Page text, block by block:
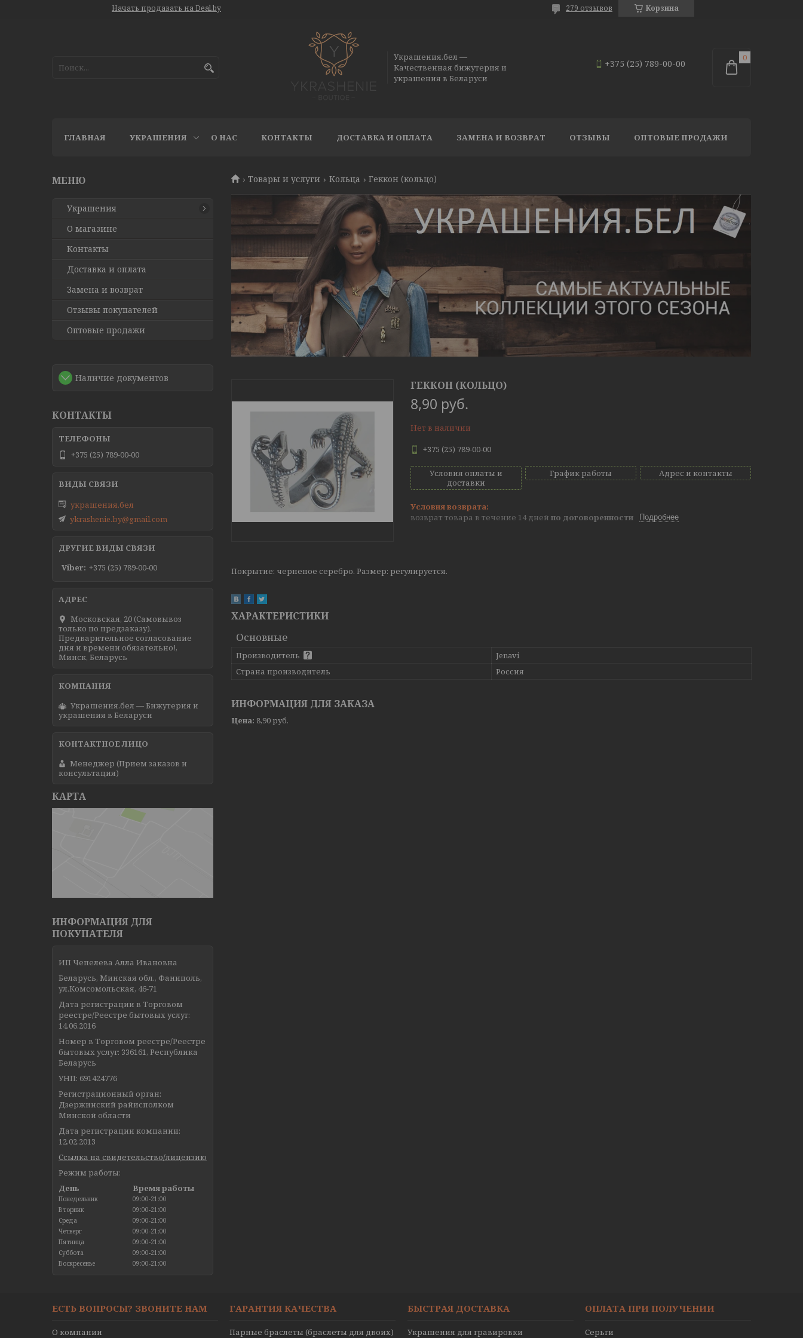
Начать продавать на Deal.by Корзина
279 отзывов
Украшения.бел —
Качественная бижутерия и
украшения в Беларуси
+375 (25) 789-00-00
ГЛАВНАЯ УКРАШЕНИЯ О НАС КОНТАКТЫ ДОСТАВКА И ОПЛАТА ЗАМЕНА И ВОЗВРАТ ОТЗЫВЫ ОПТОВЫЕ ПРОДАЖИ
Товары и услуги Кольца Геккон (кольцо)
ГЕККОН (КОЛЬЦО)
8,90 руб.
Нет в наличии
+375 (25) 789-00-00
Условия оплаты и
доставки
График работы Адрес и контакты
возврат товара в течение 14 дней по договоренности Подробнее
Покрытие: черненое серебро. Размер: регулируется.
ХАРАКТЕРИСТИКИ
Основные
Производитель
Jenavi
Страна производитель
Россия
ИНФОРМАЦИЯ ДЛЯ ЗАКАЗА
Цена: 8,90 руб.
Украшения
О магазине
Контакты
Доставка и оплата
Замена и возврат
Отзывы покупателей
Оптовые продажи
Наличие документов
КОНТАКТЫ
+375 (25) 789-00-00
украшения.бел
ykrashenie.by@gmail.com
ДРУГИЕ ВИДЫ СВЯЗИ
Viber +375 (25) 789-00-00
Московская, 20 (Самовывоз
только по предзаказу).
Предварительное согласование
дня и времени обязательно!,
Минск, Беларусь
Украшения.бел — Бижутерия и
украшения в Беларуси
Менеджер (Прием заказов и
консультация)
КАРТА
ИНФОРМАЦИЯ ДЛЯ
ПОКУПАТЕЛЯ
ИП Чепелева Алла Ивановна
Беларусь, Минская обл., Фаниполь,
ул.Комсомольская, 46-71
Дата регистрации в Торговом
реестре/Реестре бытовых услуг:
14.06.2016
Номер в Торговом реестре/Реестре
бытовых услуг: 336161, Республика
Беларусь
УНП: 691424776
Регистрационный орган:
Дзержинский райисполком
Минской области
Дата регистрации компании:
12.02.2013
Ссылка на свидетельство/лицензию
Режим работы:
День
Время работы
Понедельник
09:00-21:00
Вторник
09:00-21:00
Среда
09:00-21:00
Четверг
09:00-21:00
Пятница
09:00-21:00
Суббота
09:00-21:00
Воскресенье
09:00-21:00
ЕСТЬ ВОПРОСЫ? ЗВОНИТЕ НАМ
О компании
ГАРАНТИЯ КАЧЕСТВА
Парные браслеты (браслеты для двоих)
БЫСТРАЯ ДОСТАВКА
Украшения для гравировки
ОПЛАТА ПРИ ПОЛУЧЕНИИ
Серьги